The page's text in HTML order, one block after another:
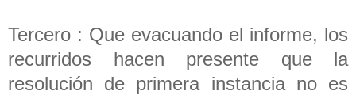
Tercero : Que evacuando el informe, los
recurridos hacen presente que la
resolución de primera instancia no es